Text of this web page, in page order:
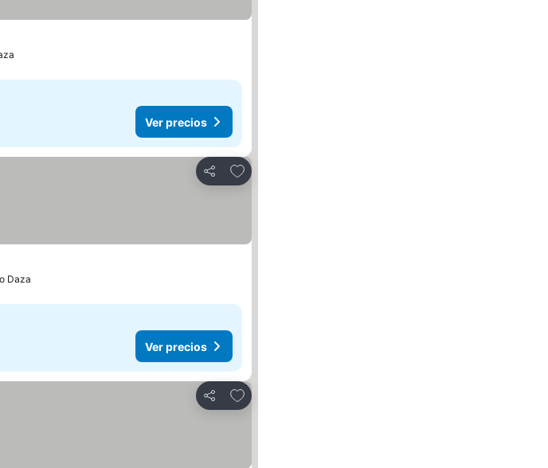
Ver precios
Compartir
Añadir a favoritos
Daza
Ver precios
Compartir
Añadir a favoritos